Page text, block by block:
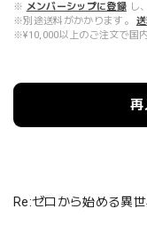
※ メンバーシップに登録 し
※別途送料がかかります。
※¥10,000以上のご注文で国
再
Re:ゼロから始める異